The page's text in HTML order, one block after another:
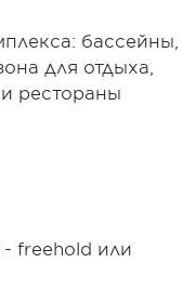
бассейны,
для отдыха,
рестораны
freehold или